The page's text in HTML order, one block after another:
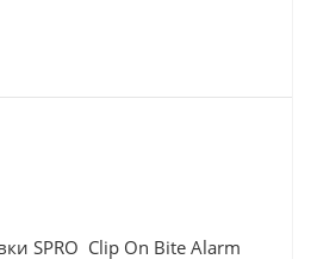
SPRO Clip On Bite Alarm